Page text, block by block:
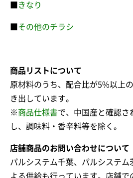
きなり
その他のチラシ
商品リストについて
原材料のうち、配合比が5%以上
き出しています。
※商品仕様書で、中国産と確認さ
し、調味料・香辛料等を除く。
店舗商品のお問い合わせについて
パルシステム千葉、パルシステム
よる供給も行っています。店舗で